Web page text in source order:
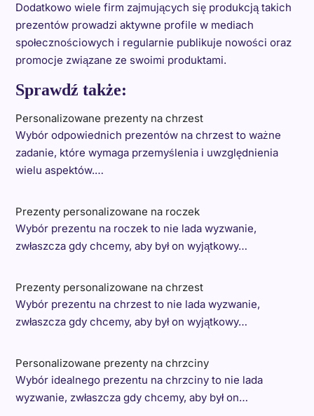
Dodatkowo wiele firm zajmujących się produkcją takich
prezentów prowadzi aktywne profile w mediach
społecznościowych i regularnie publikuje nowości oraz
promocje związane ze swoimi produktami.
Sprawdź także:
Personalizowane prezenty na chrzest
Wybór odpowiednich prezentów na chrzest to ważne
zadanie, które wymaga przemyślenia i uwzględnienia
wielu aspektów.…
Prezenty personalizowane na roczek
Wybór prezentu na roczek to nie lada wyzwanie,
zwłaszcza gdy chcemy, aby był on wyjątkowy…
Prezenty personalizowane na chrzest
Wybór prezentu na chrzest to nie lada wyzwanie,
zwłaszcza gdy chcemy, aby był on wyjątkowy…
Personalizowane prezenty na chrzciny
Wybór idealnego prezentu na chrzciny to nie lada
wyzwanie, zwłaszcza gdy chcemy, aby był on…